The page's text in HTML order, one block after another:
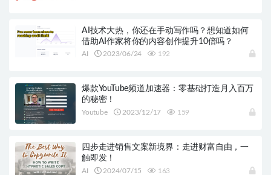
AI技术大热，你还在手动写作吗？想知道如何
借助AI作家将你的内容创作提升10倍吗？
AI 2023/06/24 192
爆款YouTube频道加速器：零基础打造月入百万
的秘密！
Youtube 2023/12/17 159
四步走进销售文案新境界：走进财富自由，一
触即发！
AI 2024/07/15 163